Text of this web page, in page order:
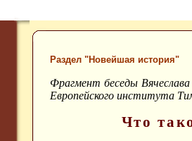
Раздел "Новейшая история"
Фрагмент беседы
Европейского института
Что